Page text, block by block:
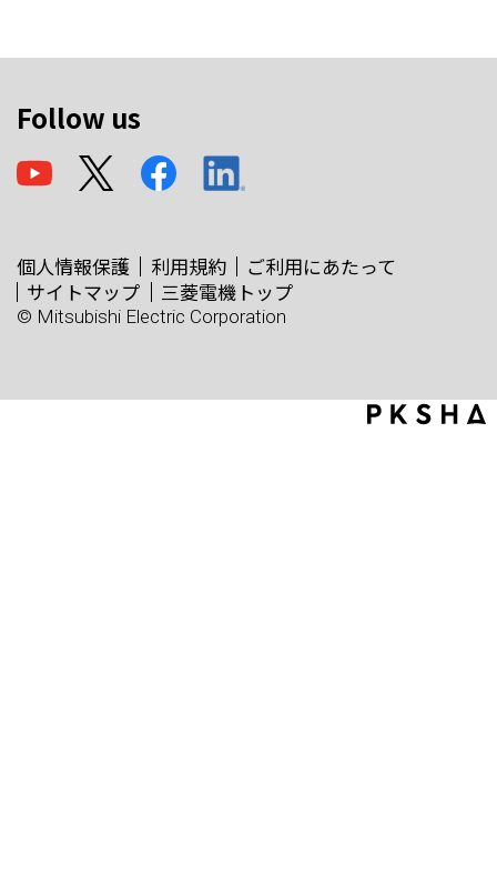
Follow us
個人情報保護 利用規約
ご利用にあたって
サイトマップ
三菱電機トップ
© Mitsubishi Electric Corporation